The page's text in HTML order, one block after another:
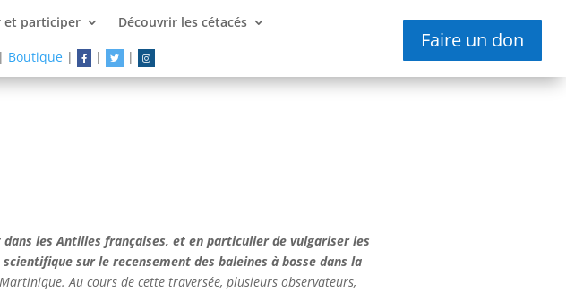
et participer Découvrir les cétacés
| Boutique| | |
Faire un don
les Antilles françaises, et en particulier de vulgariser les
sur le recensement des baleines à bosse dans la
Au cours de cette traversée, plusieurs observateurs,